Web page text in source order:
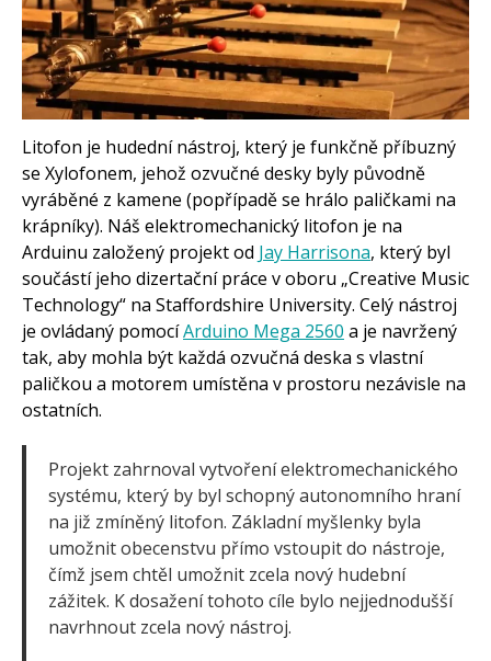
Arduino roboti
Tinylab
Makeblock
Micro:bit
Videa
Litofon je hudední nástroj, který je funkčně příbuzný
se Xylofonem, jehož ozvučné desky byly původně
vyráběné z kamene (popřípadě se hrálo paličkami na
krápníky). Náš elektromechanický litofon je na
Arduinu založený projekt od Jay Harrisona, který byl
součástí jeho dizertační práce v oboru „Creative Music
Technology“ na Staffordshire University. Celý nástroj
je ovládaný pomocíArduino Mega 2560 a je navržený
tak, aby mohla být každá ozvučná deska s vlastní
paličkou a motorem umístěna v prostoru nezávisle na
ostatních.
Projekt zahrnoval vytvoření elektromechanického
systému, který by byl schopný autonomního hraní
na již zmíněný litofon. Základní myšlenky byla
umožnit obecenstvu přímo vstoupit do nástroje,
čímž jsem chtěl umožnit zcela nový hudební
zážitek. K dosažení tohoto cíle bylo nejjednodušší
navrhnout zcela nový nástroj.